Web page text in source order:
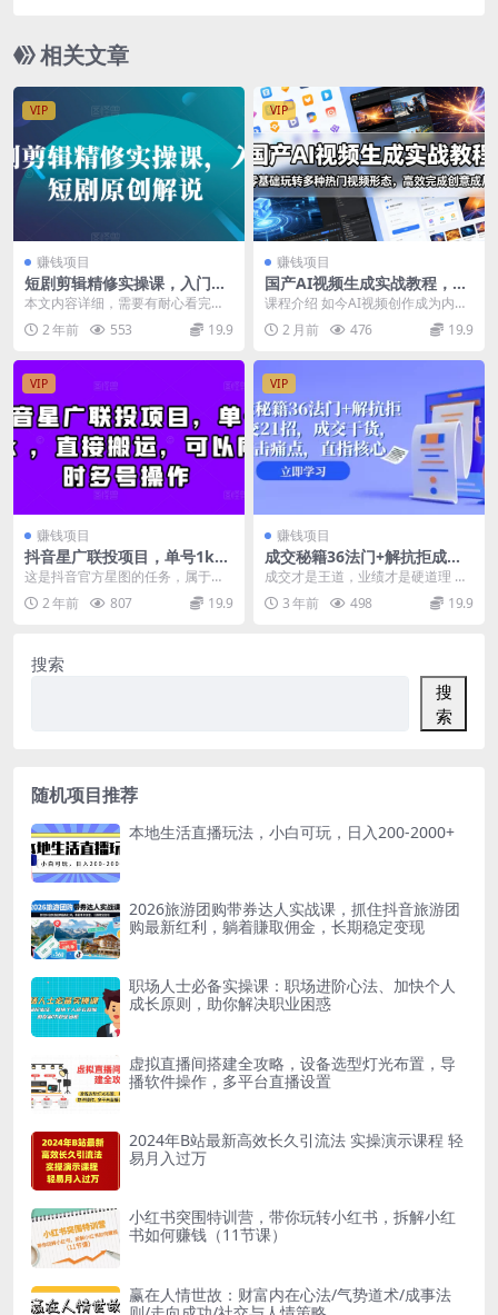
相关文章
VIP
赚钱项目
短剧剪辑精修实操课，入门短
剧原创解说
本文内容详细，需要有耐心看完，
才能真正学到并且体会，短剧解说
剪辑的核心内容 课程...
2 年前 553 19.9
VIP
赚钱项目
国产AI视频生成实战教程，零
基础玩转多种热门视频形态，
高效完成创意成片
课程介绍 如今AI视频创作成为内容
制作的主流方式，各类国产智能工
具功能强大、上手...
2 月前 476 19.9
VIP
赚钱项目
抖音星广联投项目，单号1k
，直接搬运，可以同时多号操
这是抖音官方星图的任务，属于星
图的新手激励计划，通过接商单的
发布10条投稿小说视...
2 年前 807 19.9
VIP
赚钱项目
成交秘籍36法门+解抗拒成交2
1招，成交干货，直击痛点，
成交才是王道，业绩才是硬道理 课
程内容： 36集线上课大纲 第一集：
如何建立良好...
3 年前 498 19.9
搜索
搜
索
随机项目推荐
本地生活直播玩法，小白可玩，日入200-2000+
2026旅游团购带券达人实战课，抓住抖音旅游团
购最新红利，躺着賺取佣金，长期稳定变现
职场人士必备实操课：职场进阶心法、加快个人
成长原则，助你解决职业困惑
虚拟直播间搭建全攻略，设备选型灯光布置，导
播软件操作，多平台直播设置
2024年B站最新高效长久引流法 实操演示课程 轻
易月入过万
小红书突围特训营，带你玩转小红书，拆解小红
书如何赚钱（11节课）
赢在人情世故：财富内在心法/气势道术/成事法